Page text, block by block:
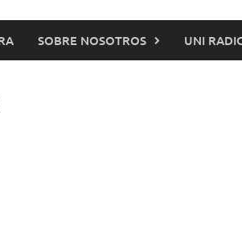
SOBRE NOSOTROS UNI